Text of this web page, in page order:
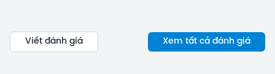
Viết đánh giá Xem tất cả đánh giá